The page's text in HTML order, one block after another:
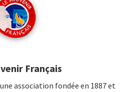
Français
association fondée en 1887 et